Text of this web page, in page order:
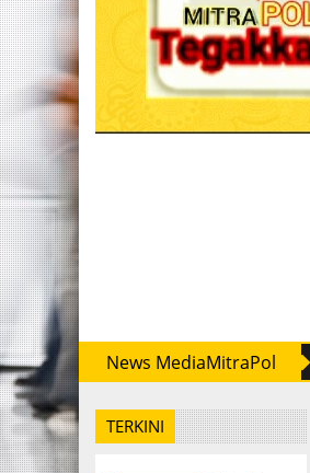
News MediaMitraPol
TERKINI